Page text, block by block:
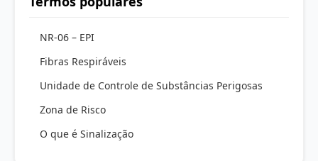
NR-06 – EPI
Fibras Respiráveis
Unidade de Controle de Substâncias Perigosas
Zona de Risco
O que é Sinalização